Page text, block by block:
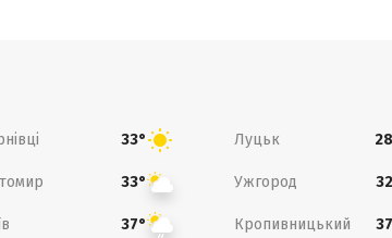
33° Луцьк
33° Ужгород
37° Кропивницький